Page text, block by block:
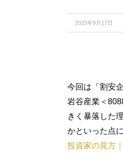
2025年9月17日
今回は「割安
岩谷産業＜
きく暴落した
かといった点
投資家の見方